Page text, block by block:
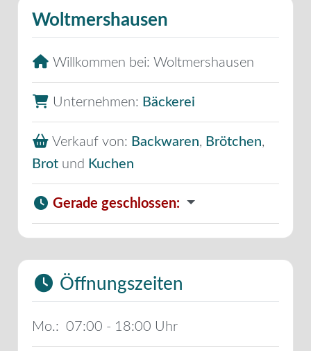
Woltmershausen
Willkommen bei: Woltmershausen
Unternehmen: Bäckerei
Verkauf von: Backwaren, Brötchen,
Brot und Kuchen
Gerade geschlossen:
Öffnungszeiten
Mo.: 07:00 - 18:00